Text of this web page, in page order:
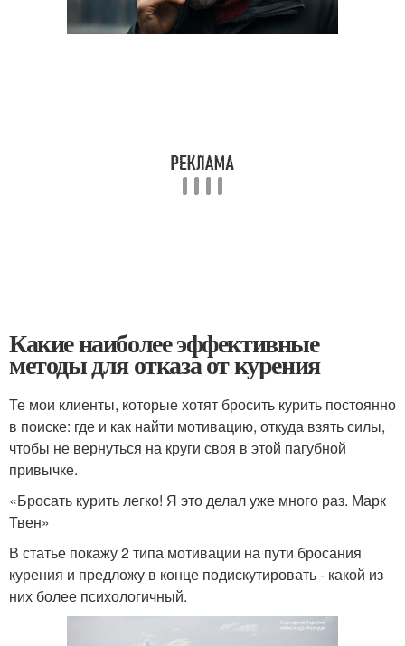
Какие наиболее эффективные
методы для отказа от курения
Те мои клиенты, которые хотят бросить курить постоянно
в поиске: где и как найти мотивацию, откуда взять силы,
чтобы не вернуться на круги своя в этой пагубной
привычке.
«Бросать курить легко! Я это делал уже много раз. Марк
Твен»
В статье покажу 2 типа мотивации на пути бросания
курения и предложу в конце подискутировать - какой из
них более психологичный.